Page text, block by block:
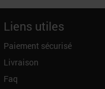
Liens utiles
Paiement sécurisé
Livraison
Faq